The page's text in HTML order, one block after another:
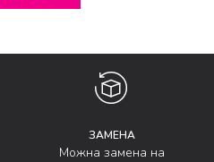
ЗАМЕНА
Можна замена на